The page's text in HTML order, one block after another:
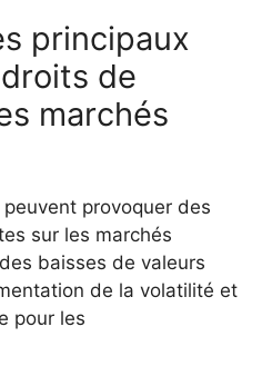
principaux
de
marchés
provoquer des
sur les marchés
baisses de valeurs
de la volatilité et
pour les